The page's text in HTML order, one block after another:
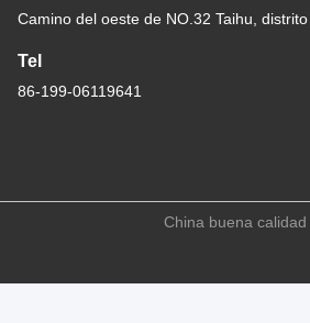
Camino del oeste de NO.32 Taihu,
Tel
86-199-06119641
China buena